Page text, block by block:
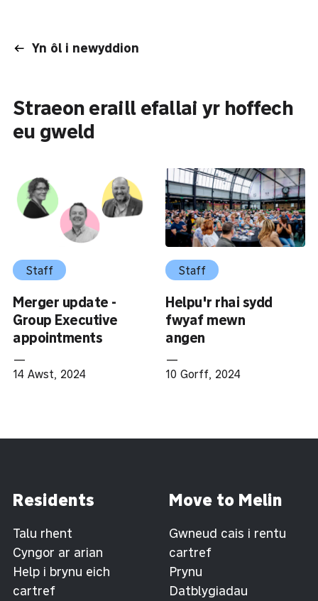
Yn ôl i newyddion
Straeon eraill efallai yr hoffech
eu gweld
Staff
Merger update -
Group Executive
appointments
—
14 Awst, 2024
Staff
Helpu'r rhai sydd
fwyaf mewn
angen
—
10 Gorff, 2024
Residents
Talu rhent
Cyngor ar arian
Help i brynu eich
cartref
Move to Melin
Gwneud cais i rentu
cartref
Prynu
Datblygiadau